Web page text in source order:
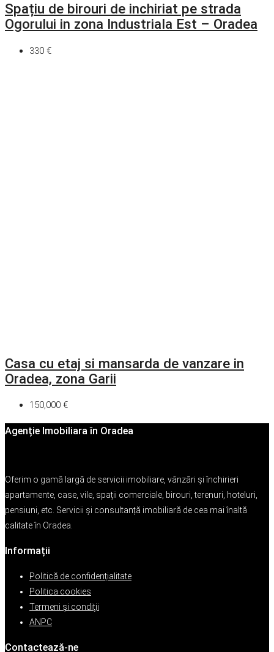
Spațiu de birouri de inchiriat pe strada
Ogorului in zona Industriala Est – Oradea
330 €
Casa cu etaj si mansarda de vanzare in
Oradea, zona Garii
150,000 €
Agenție Imobiliara în Oradea
Oferim o gamă largă de servicii imobiliare, vânzări și închirieri
apartamente, case, vile, spații comerciale, birouri, terenuri, hoteluri,
pensiuni, etc. Servicii și consultanță imobiliară de cea mai înaltă
calitate în Oradea.
Informații
Politică de confidențialitate
Politica cookies
Termeni şi condiţii
ANPC
Contactează-ne